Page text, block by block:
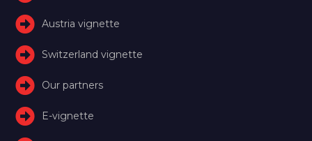
Austria vignette
Switzerland vignette
Our partners
E-vignette